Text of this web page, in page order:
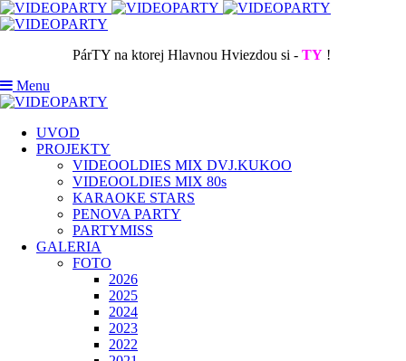
PárTY na ktorej Hlavnou Hviezdou si - TY !
Menu
UVOD
PROJEKTY
VIDEOOLDIES MIX DVJ.KUKOO
VIDEOOLDIES MIX 80s
KARAOKE STARS
PENOVA PARTY
PARTYMISS
GALERIA
FOTO
2026
2025
2024
2023
2022